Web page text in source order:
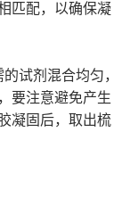
匹配，以确保凝
试剂混合均匀，
要注意避免产生
凝固后，取出梳